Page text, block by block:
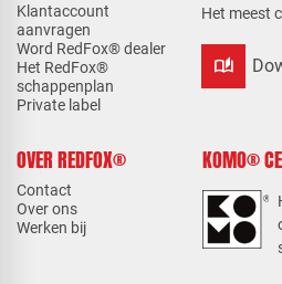
Klantaccount
aanvragen
Word RedFox® dealer
Het RedFox®
schappenplan
Private label
Het meest
auto_stories
OVER REDFOX®
Contact
Over ons
Werken bij
KOMO®